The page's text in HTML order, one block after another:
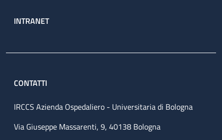
INTRANET
CONTATTI
IRCCS Azienda Ospedaliero - Universitaria di Bologna
Via Giuseppe Massarenti, 9, 40138 Bologna